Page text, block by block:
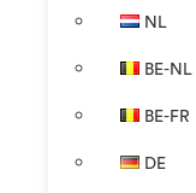
NL
BE-NL
BE-FR
DE